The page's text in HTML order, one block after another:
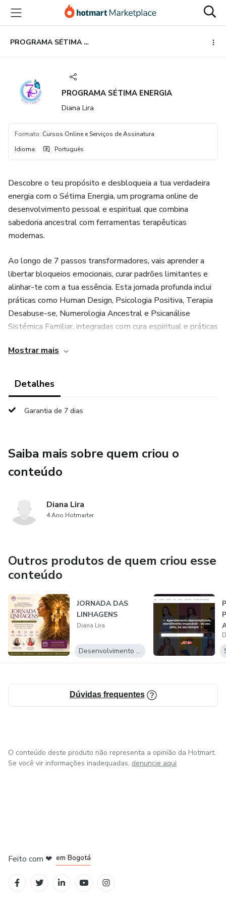
para
conteúdo
principal
para
pagamento
para
rodapé
PROGRAMA SÉTIMA ENERGIA
PROGRAMA SÉTIMA ENERGIA
Diana Lira
Formato: Cursos Online e Serviços de Assinatura
Idioma: Português
Descobre o teu propósito e desbloqueia a tua verdadeira
energia com o Sétima Energia, um programa online de
desenvolvimento pessoal e espiritual que combina
sabedoria ancestral com ferramentas terapêuticas
modernas.
Ao longo de 7 passos transformadores, vais aprender a
libertar bloqueios emocionais, curar padrões limitantes e
alinhar-te com a tua essência. Esta jornada profunda inclui
práticas como Human Design, Psicologia Positiva, Terapia
Desabuse-se, Numerologia Ancestral e Psicanálise
Sistémica Familiar, integradas com cura espiritual e práticas
corpo, a alma e o seu verdadeiro caminho, o programa
alinhamento com a prosperidade.
Mostrar mais
Detalhes
Garantia de 7 dias
Saiba mais sobre quem criou o
conteúdo
Diana Lira
4 Ano Hotmarter
Outros produtos de quem criou esse
conteúdo
JORNADA DAS
LINHAGENS
Diana Lira
Desenvolvimento Pessoal
Dúvidas frequentes
O conteúdo deste produto não representa a opinião da Hotmart.
Se você vir informações inadequadas, denuncie aqui
Feito com ❤ em Bogotá